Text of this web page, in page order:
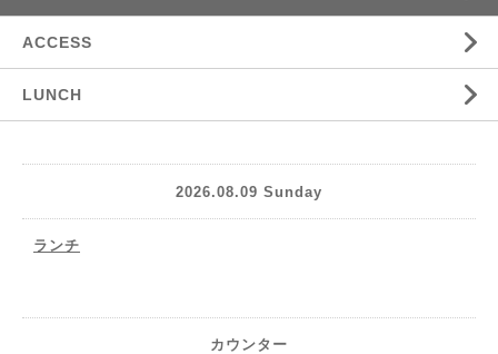
ACCESS
LUNCH
2026.08.09 Sunday
ランチ
カウンター